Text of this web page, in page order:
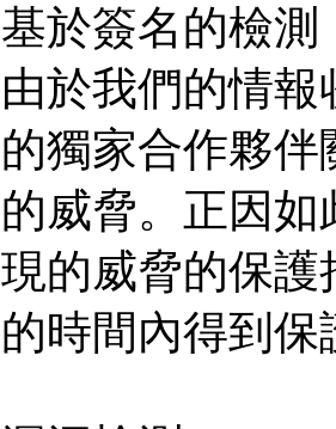
基於簽名的檢測
由於我們的情報
的獨家合作夥
的威脅。正因
現的威脅的保
的時間內得到保